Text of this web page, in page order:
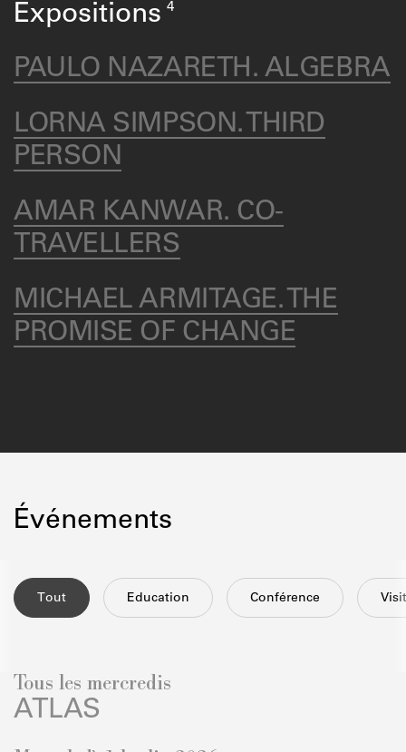
Expositions 4
PAULO NAZARETH. ALGEBRA
LORNA SIMPSON. THIRD
PERSON
AMAR KANWAR. CO-
TRAVELLERS
MICHAEL ARMITAGE. THE
PROMISE OF CHANGE
Événements
Tout Education Conférence
Tous les mercredis
ATLAS